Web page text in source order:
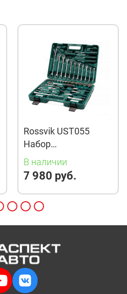
Rossvik UST055
Набор
универсальный
ROSSVIK, 55
предметов
В наличии
7 980 руб.